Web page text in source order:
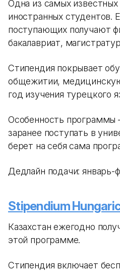
Одна из самых
иностранных студентов.
поступающих получают
бакалавриат,
Стипендия покрывает
общежитии,
год изучения турецкого
Особенность программы
заранее поступать в
берет на себя сама
Дедлайн подачи: январь-
Stipendium
Казахстан ежегодно
этой программе.
Стипендия включает